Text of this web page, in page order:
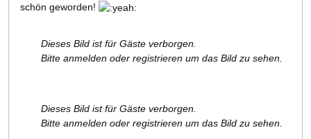
schön geworden!
Dieses Bild ist für Gäste verborgen.
Bitte anmelden oder registrieren um das Bild zu sehen.
Dieses Bild ist für Gäste verborgen.
Bitte anmelden oder registrieren um das Bild zu sehen.